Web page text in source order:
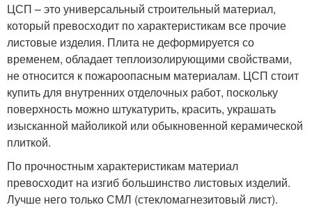
ЦСП – это универсальный строительный материал,
который превосходит по характеристикам все прочие
листовые изделия. Плита не деформируется со
временем, обладает теплоизолирующими свойствами,
не относится к пожароопасным материалам. ЦСП стоит
купить для внутренних отделочных работ, поскольку
поверхность можно штукатурить, красить, украшать
изысканной майоликой или обыкновенной керамической
плиткой.
По прочностным характеристикам материал
превосходит на изгиб большинство листовых изделий.
Лучше него только СМЛ (стекломагнезитовый лист).